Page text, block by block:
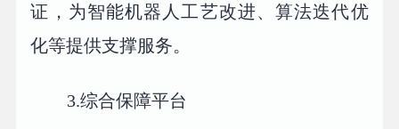
证，为智能机器人工艺改进、算法迭代优
化等提供支撑服务。
3.综合保障平台